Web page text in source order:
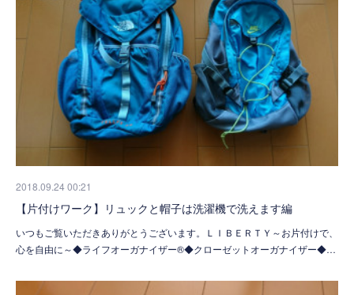
2018.09.24 00:21
【片付けワーク】リュックと帽子は洗濯機で洗えます編
いつもご覧いただきありがとうございます。ＬＩＢＥＲＴＹ～お片付けで、
心を自由に～◆ライフオーガナイザー®◆クローゼットオーガナイザー◆…